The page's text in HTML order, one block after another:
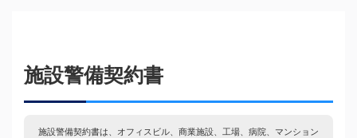
施設警備契約書
施設警備契約書は、オフィスビル、商業施設、工場、病院、マンション